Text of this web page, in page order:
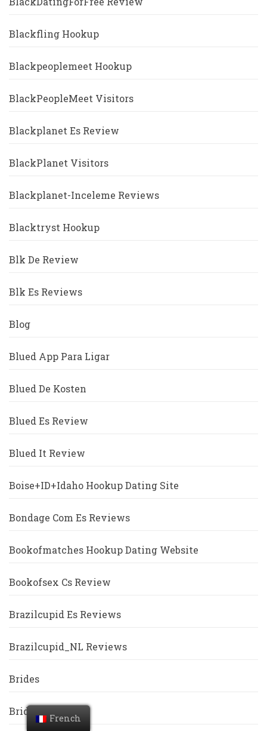
Blackfling Hookup
Blackpeoplemeet Hookup
BlackPeopleMeet Visitors
Blackplanet Es Review
BlackPlanet Visitors
Blackplanet-Inceleme Reviews
Blacktryst Hookup
Blk De Review
Blk Es Reviews
Blog
Blued App Para Ligar
Blued De Kosten
Blued Es Review
Blued It Review
Boise+ID+Idaho Hookup Dating Site
Bondage Com Es Reviews
Bookofmatches Hookup Dating Website
Bookofsex Cs Review
Brazilcupid Es Reviews
Brazilcupid_NL Reviews
Brides
Bridestopsites
French